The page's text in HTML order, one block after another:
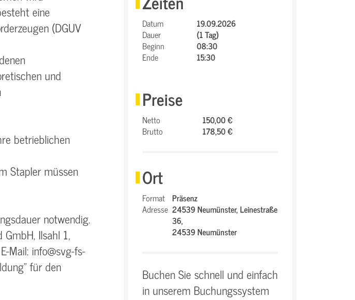
eine
(DGUV
und
betrieblichen
Stapler müssen
notwendig.
Ilsahl 1,
info@svg-fs-
für den
Datum
19.09.2026
Dauer
(1 Tag)
Beginn
08:30
Ende
15:30
Preise
Netto
150,00 €
Brutto
178,50 €
Ort
Format Präsenz
Adresse 24539 Neumünster,Leinestraße
36,
24539 Neumünster
Buchen Sie schnell und einfach
in unserem Buchungssystem